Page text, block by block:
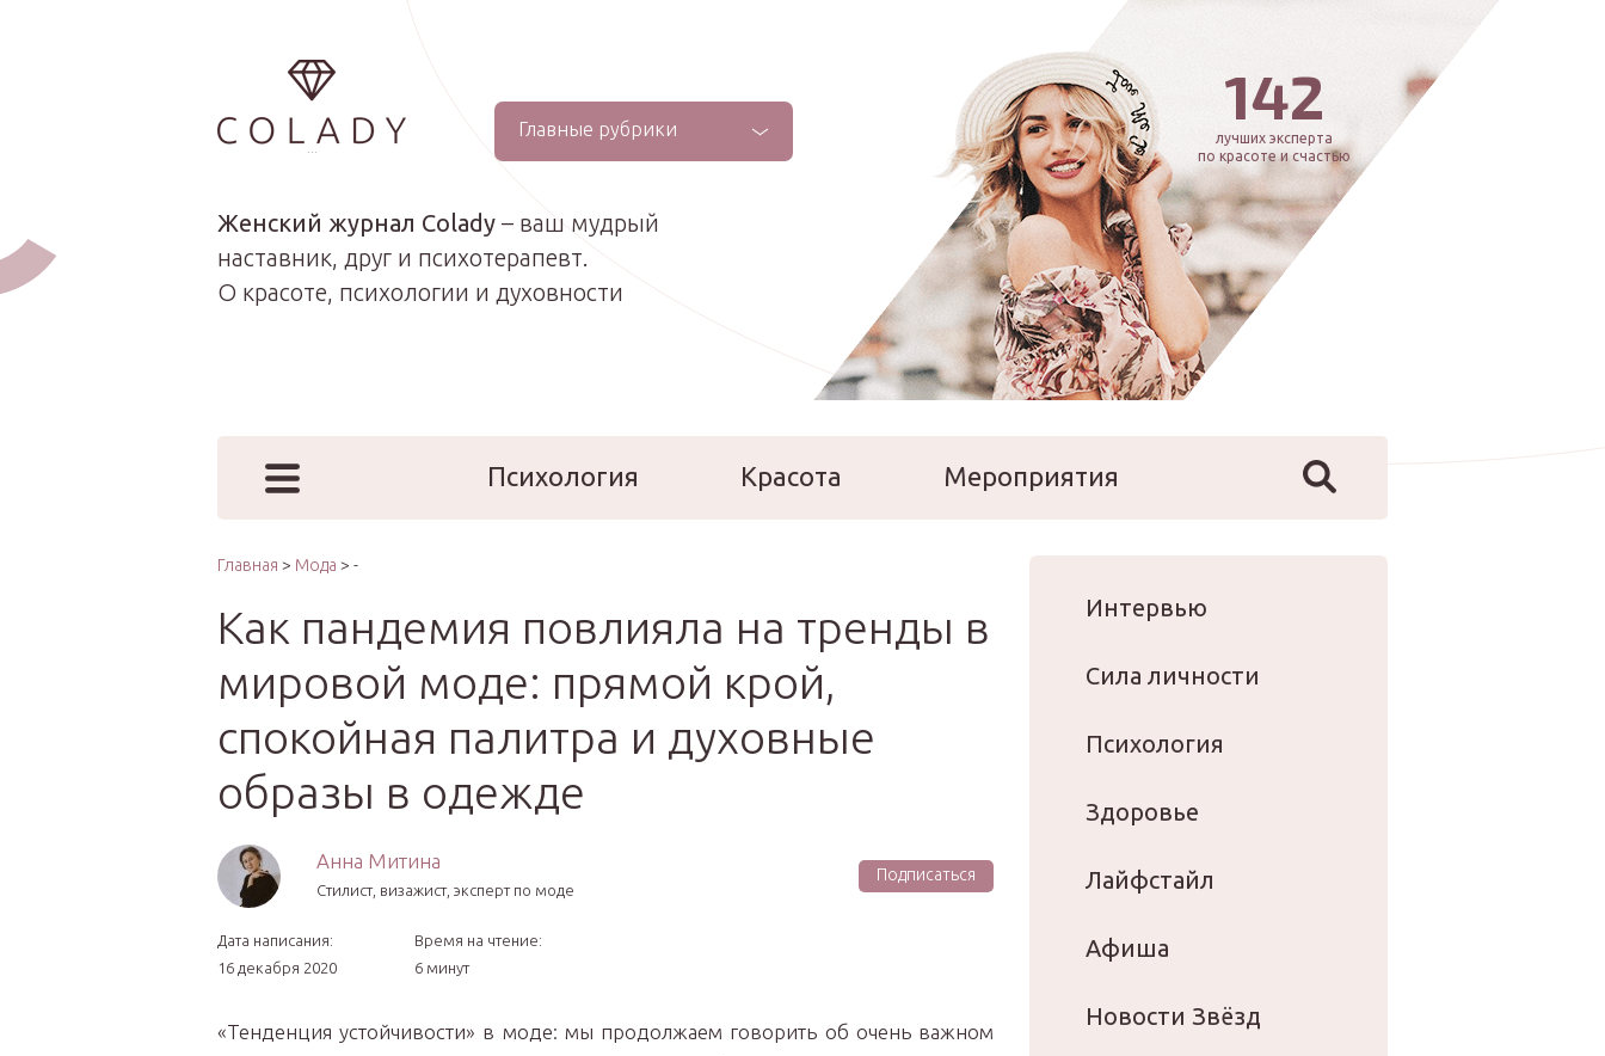
...
Главные рубрики
Женский журнал Colady – ваш мудрый
наставник, друг и психотерапевт.
О красоте, психологии и духовности
142
лучших эксперта
по красоте и счастью
Психология Красота
Мероприятия
Главная > Мода > -
Как пандемия повлияла на тренды в
мировой моде: прямой крой,
спокойная палитра и духовные
образы в одежде
Анна Митина
Стилист, визажист, эксперт по моде
Подписаться
Дата написания:
16 декабря 2020
Время на чтение:
6 минут
«Тенденция устойчивости» в моде: мы продолжаем говорить об очень важном
Интервью
Сила личности
Психология
Здоровье
Лайфстайл
Афиша
Новости Звёзд